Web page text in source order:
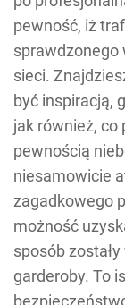
pewność, iż
sprawdzonego
sieci.
być inspiracją,
jak również, co
pewnością
niesamowicie
zagadkowego
możność
sposób
garderoby. To